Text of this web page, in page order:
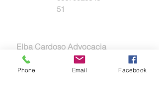
51
Elba Cardoso Advocacia
A procura de:
Phone Email Facebook